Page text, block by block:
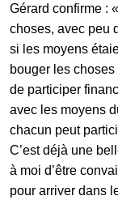
Gérard confirme :
choses, avec peu
si les moyens
bouger les
de participer
avec les moyens
chacun peut
C’est déjà une
à moi d’être
pour arriver dans